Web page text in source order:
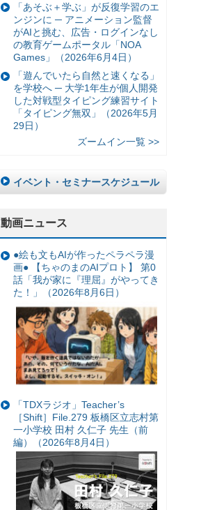
「あそぶ＋学ぶ」が反復学習のエ
ンジンに ─ アニメーション監督
がAIと挑む、広告・ログインなし
の教育ゲームポータル「NOA
Games」（2026年6月4日）
「遊んでいたら自然と速くなる」
を学校へ ─ 大学1年生が個人開発
した対戦型タイピング練習サイト
「タイピング無双」（2026年5月
29日）
ズームイン一覧 >>
イベント・セミナースケジュール
動画ニュース
●絵も文もAIが作ったペラペラ漫
画● 【ちゃのまのAIプロト】 第0
話「我が家に『理屈』がやってき
た！」（2026年8月6日）
「TDXラジオ」Teacher’s
［Shift］File.279 板橋区立志村第
一小学校 田村 久仁子 先生（前
編）（2026年8月4日）